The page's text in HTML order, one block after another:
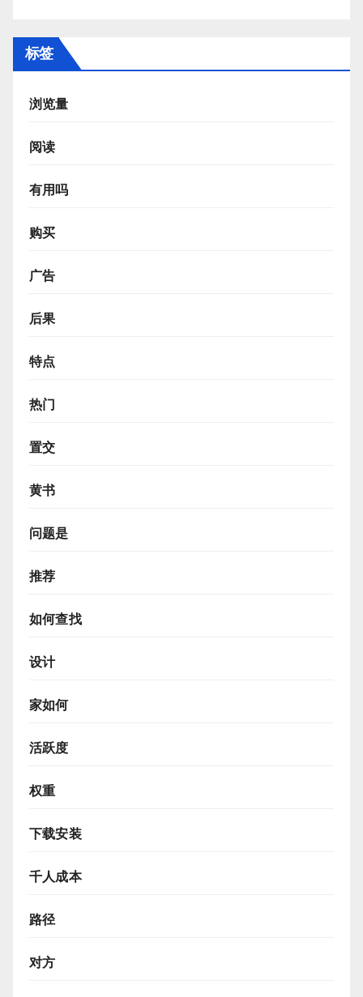
标签
浏览量
阅读
有用吗
购买
广告
后果
特点
热门
置交
黄书
问题是
推荐
如何查找
设计
家如何
活跃度
权重
下载安装
千人成本
路径
对方